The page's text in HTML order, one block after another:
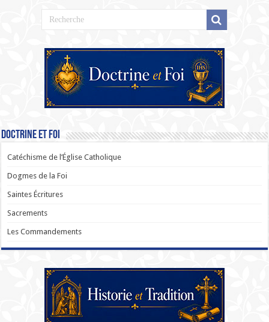
Doctrine et Foi
Catéchisme de l’Église Catholique
Dogmes de la Foi
Saintes Écritures
Sacrements
Les Commandements